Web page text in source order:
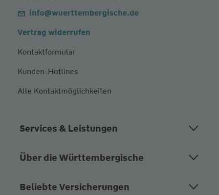
info@wuerttembergische.de
Vertrag widerrufen
Kontaktformular
Kunden-Hotlines
Alle Kontaktmöglichkeiten
Services & Leistungen
Über die Württembergische
Beliebte Versicherungen